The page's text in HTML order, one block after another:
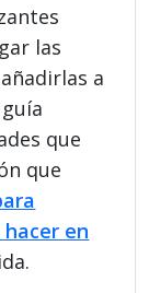
las
a
que
que
en